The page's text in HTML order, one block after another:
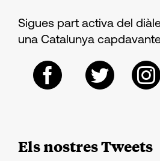
Sigues part activa del
una Catalunya
Els nostres Tweets